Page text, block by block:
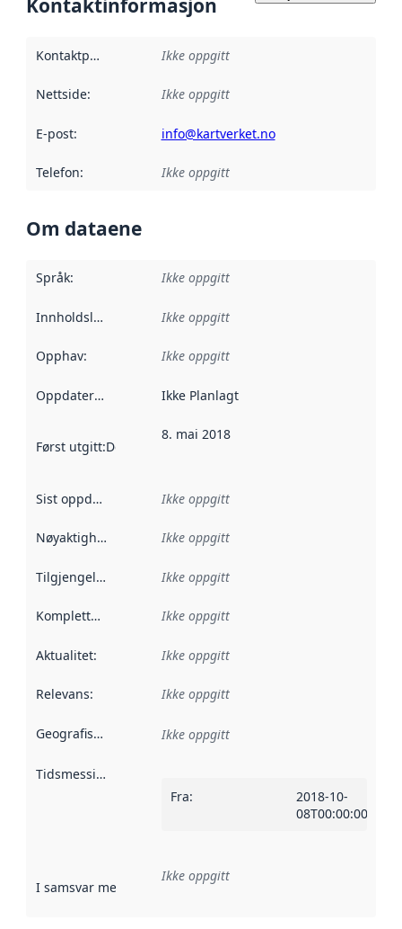
Kontaktinformasjon
Kontaktpunkt Ikke oppgitt
Nettside: Ikke oppgitt
E-post: info@kartverket.no
Telefon: Ikke oppgitt
Om dataene
Språk: Ikke oppgitt
Innholdsleverandører :
Ikke oppgitt
Opphav: Ikke oppgitt
Oppdateringsfrekvens :
Ikke Planlagt
Først utgitt:Denne datoen sier når dataene i dette
8. mai 2018
Sist oppdatert Ikke oppgitt
Nøyaktighet Ikke oppgitt
Tilgjengelighet Ikke oppgitt
Kompletthet Ikke oppgitt
Aktualitet: Ikke oppgitt
Relevans: Ikke oppgitt
Geografisk avgrensning :
Ikke oppgitt
Tidsmessig avgrensning
Fra:
2018-10-
08T00:00:00Z
I samsvar med Referanse til en implementasjonsregel
Ikke oppgitt